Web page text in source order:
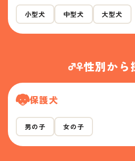
小型犬 中型犬 大型犬
性別から
保護犬
男の子 女の子